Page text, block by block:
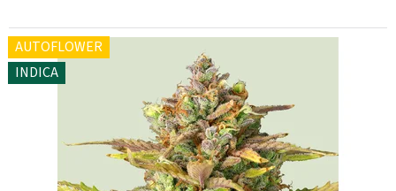
AUTOFLOWER
INDICA